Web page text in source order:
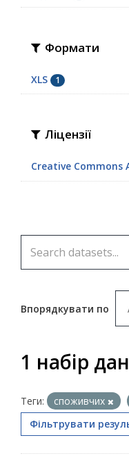
Формати
XLS 1
Ліцензії
Creative Commons
Впорядкувати по
1 набір
Теги: споживчих
Фільтрувати